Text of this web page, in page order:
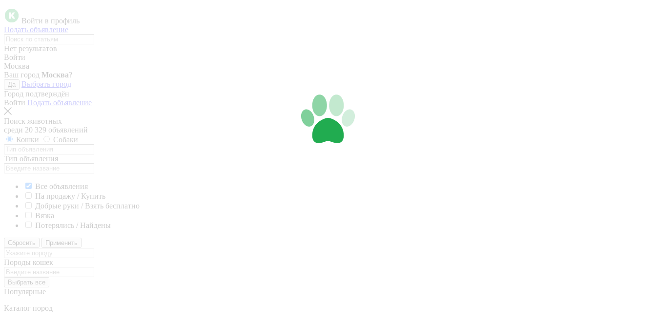
Войти в профиль
Подать объявление
Нет результатов
Войти
Москва
Ваш город Москва?
Да
Выбрать город
Город подтверждён
Войти Подать объявление
Поиск животных
среди 20 329 объявлений
Кошки
Собаки
Тип объявления
Все объявления
На продажу / Купить
Добрые руки / Взять бесплатно
Вязка
Потерялись / Найдены
Сбросить Применить
Породы кошек
Выбрать все
Популярные
Каталог пород